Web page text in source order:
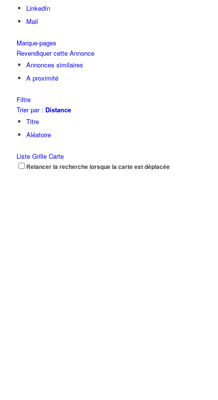
LinkedIn
Mail
Marque-pages
Revendiquer cette Annonce
Annonces similaires
A proximité
Filtre
Trier par : Distance
Titre
Aléatoire
Liste Grille Carte
Relancer la recherche lorsque la carte est déplacée